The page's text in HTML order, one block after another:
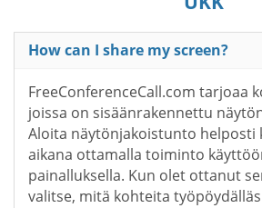
How can I share my screen?
FreeConferenceCall.com tarjoaa
joissa on sisäänrakennettu
Aloita näytönjakoistunto helposti
aikana ottamalla toiminto
painalluksella. Kun olet ottanut
valitse, mitä kohteita